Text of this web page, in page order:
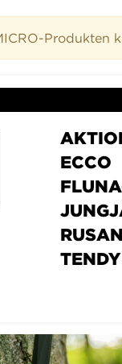
Produkten
ECCO
RUSAN
TENDY